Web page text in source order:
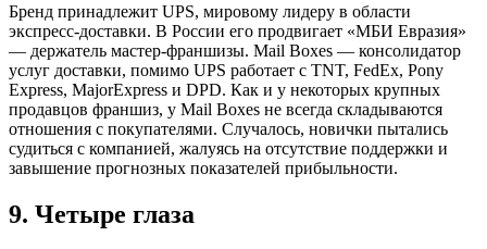
Бренд принадлежит UPS, мировому лидеру в области
экспресс-доставки. В России его продвигает «МБИ Евразия»
— держатель мастер-франшизы. Mail Boxes — консолидатор
услуг доставки, помимо UPS работает с TNT, FedEx, Pony
Express, MajorExpress и DPD. Как и у некоторых крупных
продавцов франшиз, у Mail Boxes не всегда складываются
отношения с покупателями. Случалось, новички пытались
судиться с компанией, жалуясь на отсутствие поддержки и
завышение прогнозных показателей прибыльности.
9. Четыре глаза